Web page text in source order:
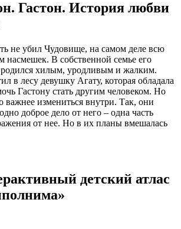
Гастон. История любви
не убил Чудовище, на самом деле всю
насмешек. В собственной семье его
родился хилым, уродливым и жалким.
в лесу девушку Агату, которая обладала
Гастону стать другим человеком. Но
важнее измениться внутри. Так, они
доброе дело от него – одна часть
от нее. Но в их планы вмешалась
детский атлас